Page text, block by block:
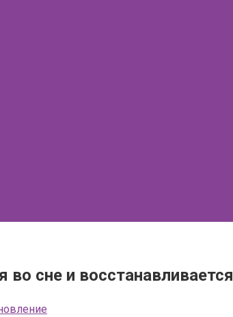
во сне и восстанавливается